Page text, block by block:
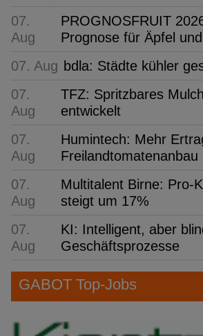
07.
Aug
PROGNOSFRUIT
Prognose für Äpfel
07. Aug bdla: Städte kühler
07.
Aug
TFZ: Spritzbares
entwickelt
07.
Aug
Humintech: Mehr
Freilandtomatenanbau
07.
Aug
Multitalent Birne: Pro-
steigt um 17%
07.
Aug
KI: Intelligent, aber
Geschäftsprozesse
GABOT Top-Jobs